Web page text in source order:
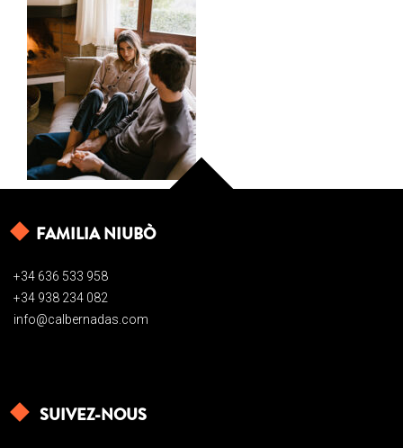
FAMILIA NIUBÒ
+34 636 533 958
+34 938 234 082
info@calbernadas.com
SUIVEZ-NOUS